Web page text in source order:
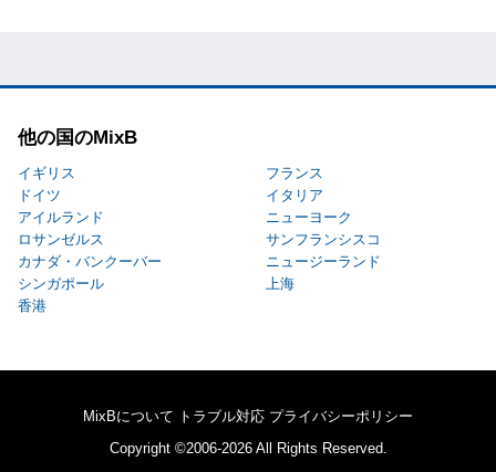
他の国のMixB
イギリス
フランス
ドイツ
イタリア
アイルランド
ニューヨーク
ロサンゼルス
サンフランシスコ
カナダ・バンクーバー
ニュージーランド
シンガポール
上海
香港
MixBについて トラブル対応 プライバシーポリシー
Copyright ©2006-2026 All Rights Reserved.